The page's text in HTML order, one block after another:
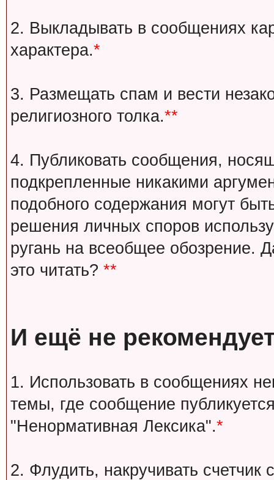
2. Выкладывать в сообщениях
характера.*
3. Размещать спам и вести
религиозного толка.**
4. Публиковать сообщения,
подкрепленные никакими
подобного содержания могут
решения личных споров
ругань на всеобщее обозрение.
это читать? **
И ещё не
1. Использовать в сообщениях
темы, где сообщение
"Ненормативная Лексика".*
2. Флудить, накручивать